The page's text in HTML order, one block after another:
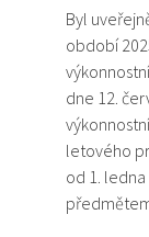
Byl
období
dne 12.
letového
od 1.